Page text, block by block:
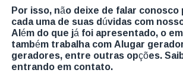
Por isso, não deixe de falar
cada uma de suas dúvidas com
Além do que já foi apresentado, o
também trabalha com Alugar
geradores, entre outras opções.
entrando em contato.